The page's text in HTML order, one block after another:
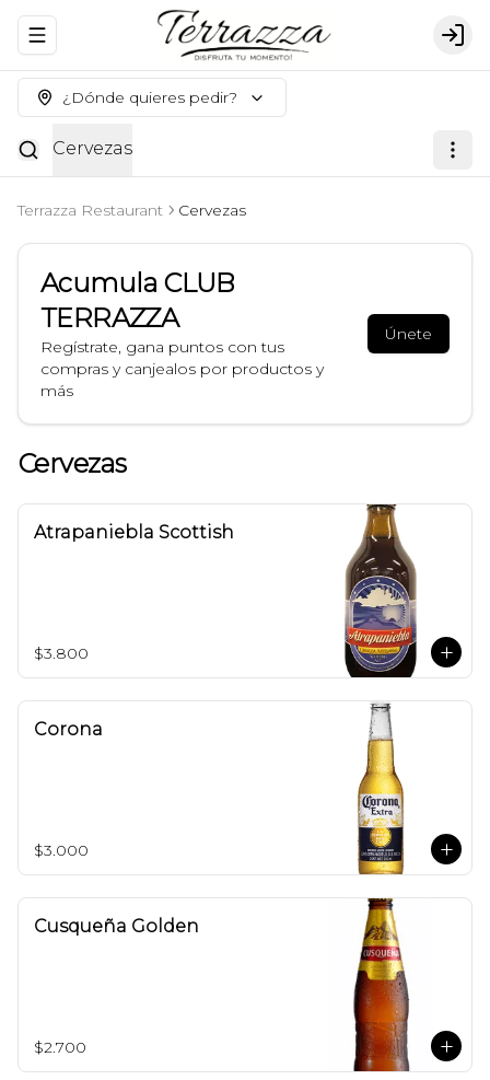
Abrir menu de navegación
¿Dónde quieres pedir?
Cervezas
Terrazza Restaurant Cervezas
Acumula CLUB
TERRAZZA
Regístrate, gana puntos con tus
compras y canjealos por productos y
más
Únete
Cervezas
Atrapaniebla Scottish
$3.800
Corona
$3.000
Cusqueña Golden
$2.700